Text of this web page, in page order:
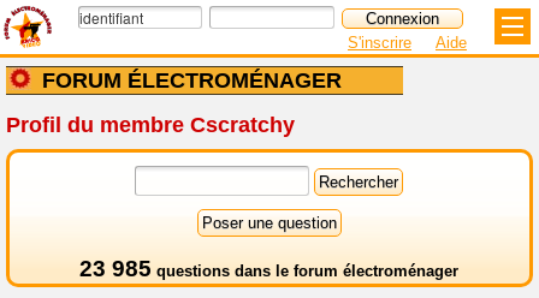
FORUM ÉLECTROMÉNAGER
S'inscrire Aide
Profil du membre Cscratchy
23 985 questions dans le forum électroménager